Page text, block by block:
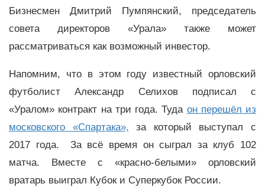
Бизнесмен Дмитрий Пумпянский, председатель
совета директоров «Урала» также может
рассматриваться как возможный инвестор.
Напомним, что в этом году известный орловский
футболист Александр Селихов подписал с
«Уралом» контракт на три года. Туда он перешёл из
московского «Спартака», за который выступал с
2017 года. За всё время он сыграл за клуб 102
матча. Вместе с «красно-белыми» орловский
вратарь выиграл Кубок и Суперкубок России.